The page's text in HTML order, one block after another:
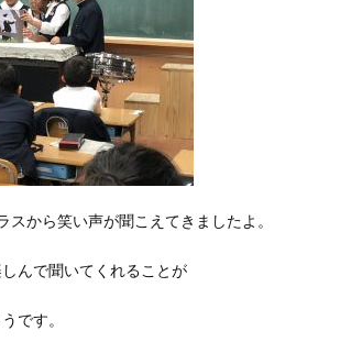
スから笑い声が聞こえてきましたよ。
んで聞いてくれることが
です。